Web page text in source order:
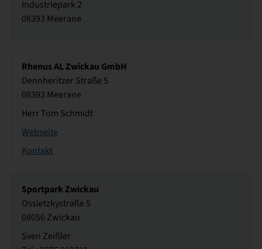
Industriepark 2
08393 Meerane
Rhenus AL Zwickau GmbH
Dennheritzer Straße 5
08393 Meerane
Herr Tom Schmidt
Webseite
Kontakt
Sportpark Zwickau
Ossietzkystraße 5
08056 Zwickau
Sven Zeißler